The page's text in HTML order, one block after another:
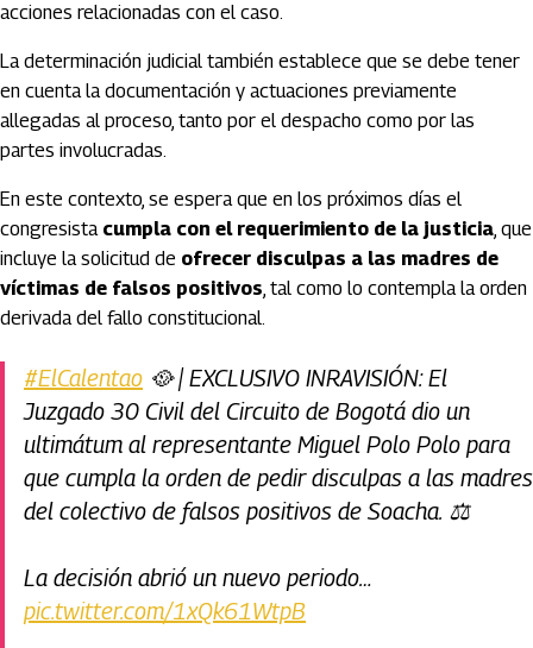
acciones relacionadas con el caso.
La determinación judicial también establece que se debe tener
en cuenta la documentación y actuaciones previamente
allegadas al proceso, tanto por el despacho como por las
partes involucradas.
En este contexto, se espera que en los próximos días el
congresista cumpla con el requerimiento de la justicia, que
incluye la solicitud de ofrecer disculpas a las madres de
víctimas de falsos positivos, tal como lo contempla la orden
derivada del fallo constitucional.
#ElCalentao 🥘 | EXCLUSIVO INRAVISIÓN: El
Juzgado 30 Civil del Circuito de Bogotá dio un
ultimátum al representante Miguel Polo Polo para
que cumpla la orden de pedir disculpas a las madres
del colectivo de falsos positivos de Soacha. ⚖️
La decisión abrió un nuevo periodo…
pic.twitter.com/1xQk61WtpB